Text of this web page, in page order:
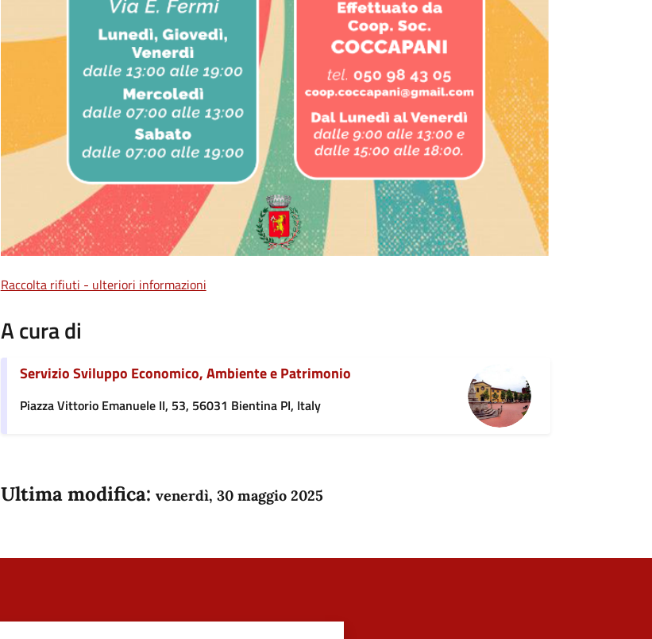
Raccolta rifiuti - ulteriori informazioni
A cura di
Servizio Sviluppo Economico, Ambiente e Patrimonio
Piazza Vittorio Emanuele II, 53, 56031 Bientina PI, Italy
Ultima modifica: venerdì, 30 maggio 2025